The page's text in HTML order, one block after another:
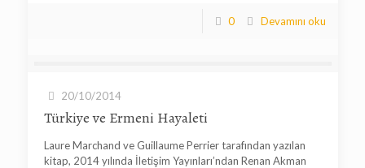
0 Devamını oku
20/10/2014
Türkiye ve Ermeni Hayaleti
Laure Marchand ve Guillaume Perrier tarafından yazılan
kitap, 2014 yılında İletişim Yayınları’ndan Renan Akman